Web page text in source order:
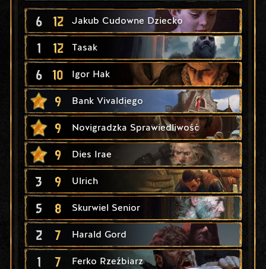
6 12 Jakub Cudowne Dziecko
1 12 Tasak
6 10 Igor Hak
9 Bank Vivaldiego
9 Novigradzka Sprawiedliwość
9 Dies Irae
3 9 Ulrich
5 8 Skurwiel Senior
2 7 Harald Gord
1 7 Ferko Rzeźbiarz